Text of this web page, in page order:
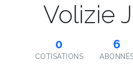
Volizie
0
COTISATIONS
6